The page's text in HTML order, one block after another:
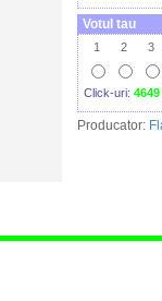
Votul tau
1 2 3
Click-uri: 4649
Producator: